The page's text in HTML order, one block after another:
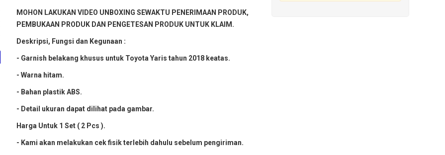
MOHON LAKUKAN VIDEO UNBOXING SEWAKTU PENERIMAAN PRODUK,
PEMBUKAAN PRODUK DAN PENGETESAN PRODUK UNTUK KLAIM.
Deskripsi, Fungsi dan Kegunaan :
- Garnish belakang khusus untuk Toyota Yaris tahun 2018 keatas.
- Warna hitam.
- Bahan plastik ABS.
- Detail ukuran dapat dilihat pada gambar.
Harga Untuk 1 Set ( 2 Pcs ).
- Kami akan melakukan cek fisik terlebih dahulu sebelum pengiriman.